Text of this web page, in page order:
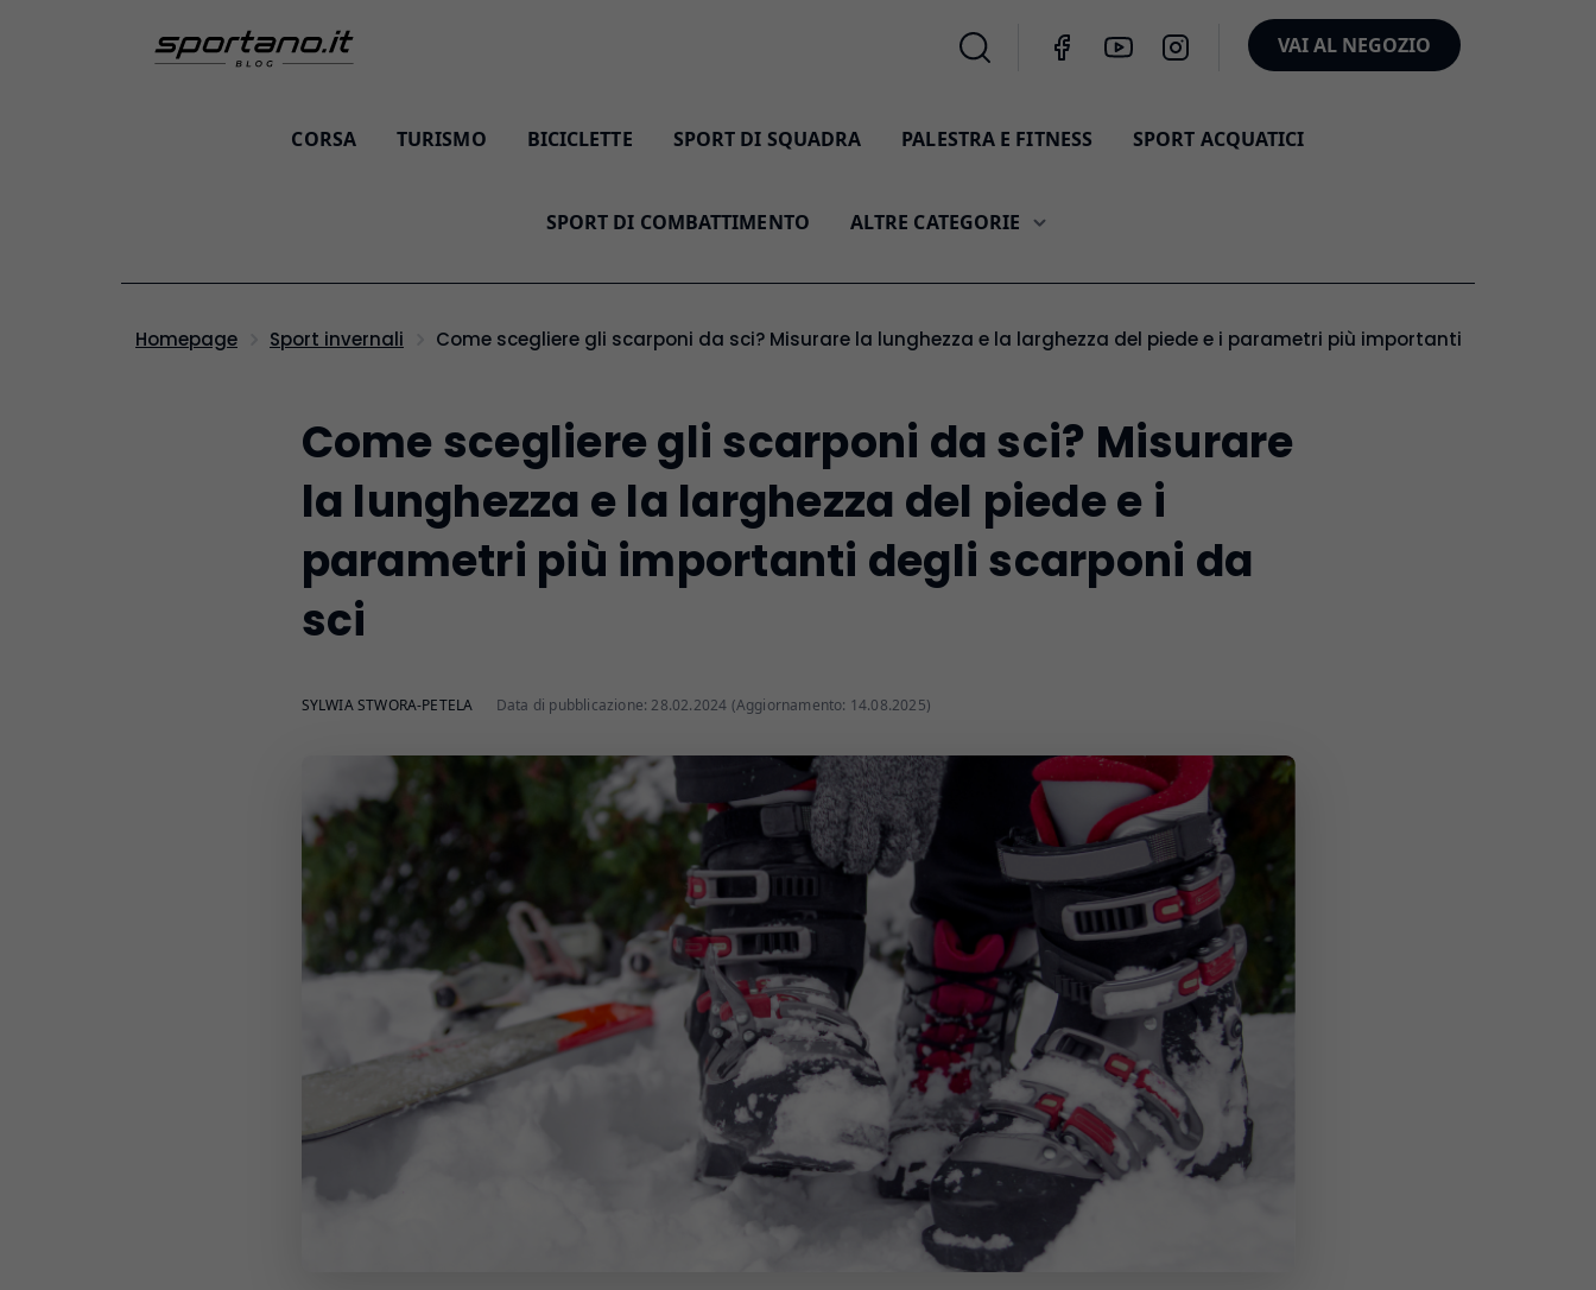
VAI AL NEGOZIO
CORSA TURISMO BICICLETTE SPORT DI SQUADRA PALESTRA E FITNESS SPORT ACQUATICI
SPORT DI COMBATTIMENTO ALTRE CATEGORIE
Homepage Sport invernali Come scegliere gli scarponi da sci? Misurare la lunghezza e la larghezza del piede e i parametri più importanti degli
Come scegliere gli scarponi da sci? Misurare
la lunghezza e la larghezza del piede e i
parametri più importanti degli scarponi da
sci
SYLWIA STWORA-PETELA Data di pubblicazione: 28.02.2024 (Aggiornamento: 14.08.2025)